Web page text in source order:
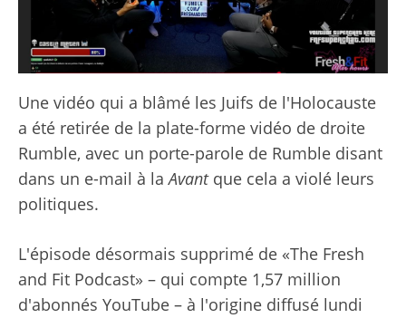
Une vidéo qui a blâmé les Juifs de l'Holocauste
a été retirée de la plate-forme vidéo de droite
Rumble, avec un porte-parole de Rumble disant
dans un e-mail à laAvant que cela a violé leurs
politiques.
L'épisode désormais supprimé de «The Fresh
and Fit Podcast» – qui compte 1,57 million
d'abonnés YouTube – à l'origine diffusé lundi